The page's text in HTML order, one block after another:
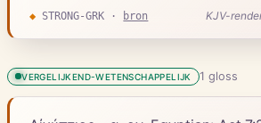
◆ STRONG-GRK · bron KJV-
VERGELIJKEND-WETENSCHAPPELIJK 1 gloss